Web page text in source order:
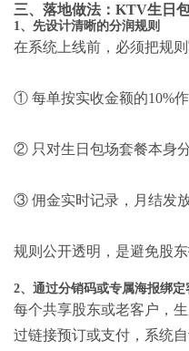
三、落地做法：KTV生日
1、先设计清晰的分润规则
在系统上线前，必须把规则
① 每单按实收金额的10%作
② 只对生日包场套餐本身
③ 佣金实时记录，月结发放
规则公开透明，是避免股东
2、通过分销码或专属海报绑定
每个共享股东或老客户，
过链接预订或支付，系统自